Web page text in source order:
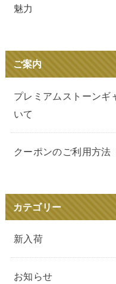
魅力
ご案内
プレミアムストーンギ
いて
クーポンのご利用方法
カテゴリー
新入荷
お知らせ